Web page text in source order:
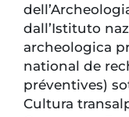
dall’Istituto
archeologica
national de
préventives)
Cultura